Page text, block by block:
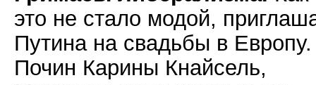
это не стало модой,
Путина на свадьбы в Европу.
Почин Карины Кнайсель,